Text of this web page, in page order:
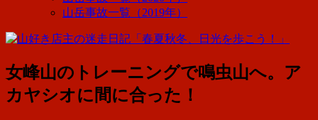
山岳事故一覧（2019年）
女峰山のトレーニングで鳴虫山へ。ア
カヤシオに間に合った！